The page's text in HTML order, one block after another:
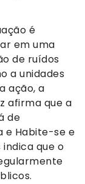
é
em uma
de ruídos
a unidades
ação, a
afirma que a
de
e Habite-se e
que o